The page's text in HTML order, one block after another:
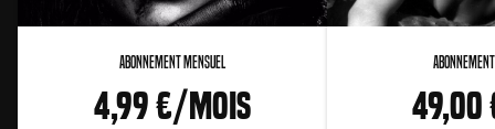
Abonnement Mensuel
4,99 €/mois